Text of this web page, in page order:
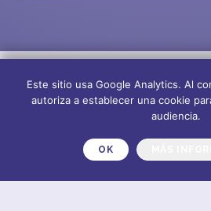
Este sitio usa Google Analytics. Al
autoriza a establecer una cookie
audiencia.
OK